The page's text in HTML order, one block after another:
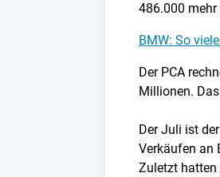
486.000 mehr
BMW: So
Der PCA
Millionen.
Der Juli ist
Verkäufen an
Zuletzt hatten